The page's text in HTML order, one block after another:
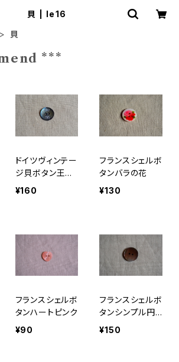
貝 | le16
貝
***
ドイツヴィンテー
ジ貝ボタン王冠
大
¥160
フランスシェルボ
タンバラの花
¥130
フランスシェルボ
タンハートピンク
¥90
フランスシェルボ
タンシンプル円
大
¥150